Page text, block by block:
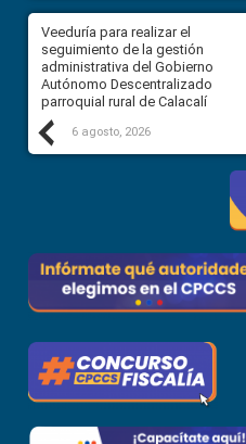
Previous
Veeduría para realizar el
seguimiento de la gestión
administrativa del Gobierno
Autónomo Descentralizado
parroquial rural de Calacalí
6 agosto, 2026